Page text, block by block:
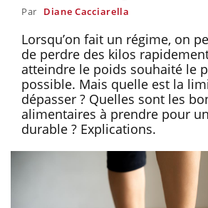
Par Diane Cacciarella
Lorsqu’on fait un régime, on
de perdre des kilos
atteindre le poids souhaité le
possible. Mais quelle est la
dépasser ? Quelles sont les
alimentaires à prendre pour
durable ? Explications.